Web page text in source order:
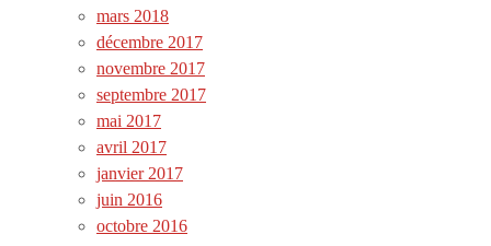
mars 2018
décembre 2017
novembre 2017
septembre 2017
mai 2017
avril 2017
janvier 2017
juin 2016
octobre 2016